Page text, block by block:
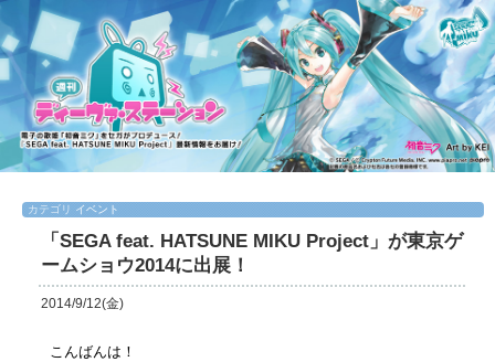
カテゴリ イベント
「SEGA feat. HATSUNE MIKU Project」が東京ゲ
ームショウ2014に出展！
2014/9/12(金)
こんばんは！